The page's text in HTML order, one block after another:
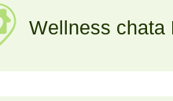
Wellness chata